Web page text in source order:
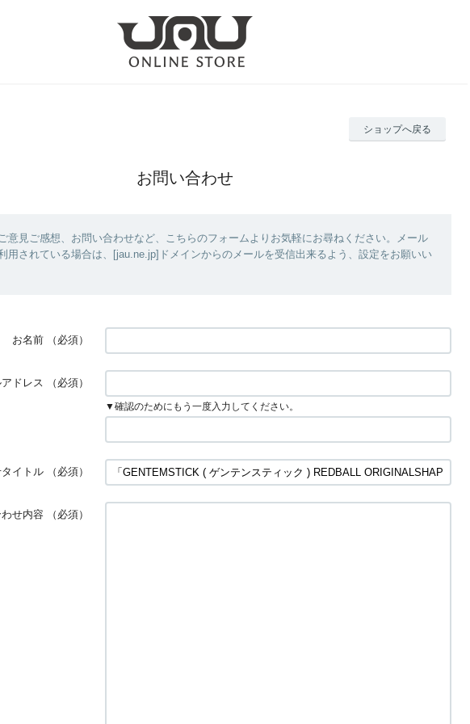
ショップへ戻る
お問い合わせ
意見ご感想、お問い合わせなど、こちらのフォームよりお気軽にお尋ねください。メール
用されている場合は、[jau.ne.jp]ドメインからのメールを受信出来るよう、設定をお願いい
お名前 （必須）
ドレス （必須）
▼確認のためにもう一度入力してください。
イトル （必須）
せ内容 （必須）